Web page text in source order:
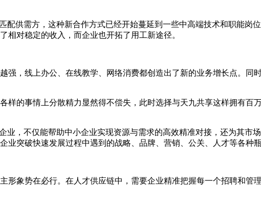
供需方，这种新合作方式已经开始蔓延到一些中高端技术和职能岗
对稳定的收入，而企业也开拓了用工新途径。
，线上办公、在线教学、网络消费都创造出了新的业务增长点。同
的事情上分散精力显然得不偿失，此时选择与天九共享这样拥有百
，不仅能帮助中小企业实现资源与需求的高效精准对接，还为其市
突破快速发展过程中遇到的战略、品牌、营销、公关、人才等各种
象势在必行。在人才供应链中，需要企业精准把握每一个招聘和管